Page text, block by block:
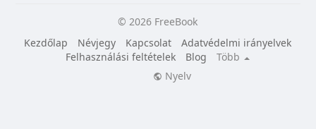
© 2026 FreeBook
Kezdőlap
Névjegy Kapcsolat
Adatvédelmi irányelvek
Felhasználási feltételek
Blog
Több
Nyelv